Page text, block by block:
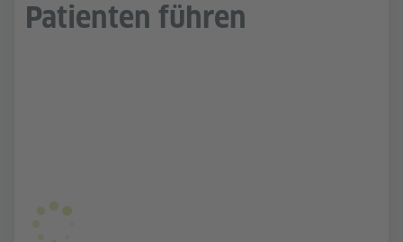
Patienten führen